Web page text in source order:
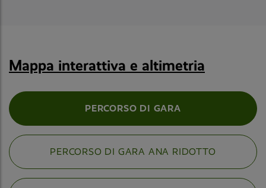
Mappa interattiva e altimetria
PERCORSO DI GARA
PERCORSO DI GARA ANA RIDOTTO